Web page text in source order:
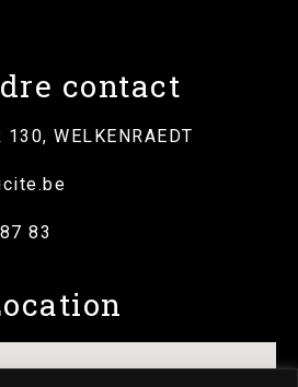
contact
130, WELKENRAEDT
83